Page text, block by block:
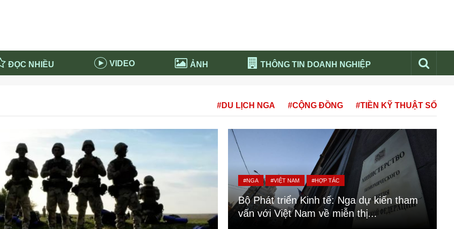
ĐỌC NHIỀU VIDEO ẢNH THÔNG TIN DOANH NGHIỆP
Nổi bật báo nga
nước Nga
Phân tích thị trường Nga 2026
- Việt Nam Phân tích chính trị
#DU LỊCH NGA #CỘNG ĐỒNG #TIỀN KỸ THUẬT SỐ
#NGA #VIỆT NAM #HỢP TÁC
Bộ Phát triển Kinh tế: Nga dự kiến tham
vấn với Việt Nam về miễn thị...